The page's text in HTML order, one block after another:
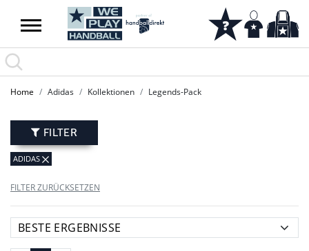
SUMMER SALE: SPARE BIS ZU 65%
Home Adidas Kollektionen Legends-Pack
FILTER
ADIDAS
FILTER ZURÜCKSETZEN